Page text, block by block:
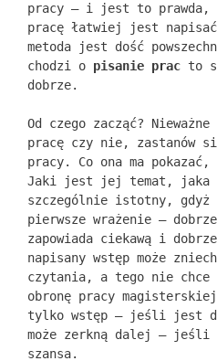
pracy – i jest to prawda,
pracę łatwiej jest napisać
metoda jest dość
chodzi o pisanie prac to
dobrze.
Od czego zacząć?
pracę czy nie,
pracy. Co ona ma
Jaki jest jej temat, jaka
szczególnie istotny,
pierwsze wrażenie –
zapowiada ciekawą i
napisany wstęp może
czytania, a tego nie chce
obronę pracy
tylko wstęp – jeśli jest
może zerkną dalej – jeśli
szansa.